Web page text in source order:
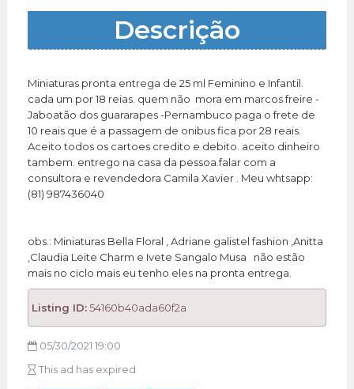
Descrição
Miniaturas pronta entrega de 25 ml Feminino e Infantil.
cada um por 18 reias. quem não mora em marcos freire -
Jaboatão dos guararapes -Pernambuco paga o frete de
10 reais que é a passagem de onibus fica por 28 reais.
Aceito todos os cartoes credito e debito. aceito dinheiro
tambem. entrego na casa da pessoa.falar com a
consultora e revendedora Camila Xavier . Meu whtsapp:
(81) 987436040
obs.: Miniaturas Bella Floral , Adriane galistel fashion ,Anitta
,Claudia Leite Charm e Ivete Sangalo Musa não estão
mais no ciclo mais eu tenho eles na pronta entrega.
Listing ID:54160b40ada60f2a
05/30/2021 19:00
This ad has expired